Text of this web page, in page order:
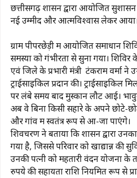
छत्तीसगढ़ शासन द्वारा आयोजित
नई उम्मीद और आत्मविश्वास लेकर
ग्राम पीपरछेड़ी में आयोजित समाधान
समस्या को गंभीरता से सुना गया। शिविर
एवं जिले के प्रभारी मंत्री टंकराम वर्मा ने
ट्राईसाइकिल प्रदान की। ट्राईसाइकिल
पर लंबे समय बाद मुस्कान लौट आई।
अब वे बिना किसी सहारे के अपने छोटे-
और गांव में स्वतंत्र रूप से आ-जा पाएंगे।
शिवचरण ने बताया कि शासन द्वारा
गया है, जिससे परिवार को खाद्यान्न की
उनकी पत्नी को महतारी वंदन योजना के
रुपये की सहायता राशि नियमित रूप से